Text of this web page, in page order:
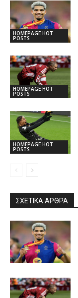
HOMEPAGE HOT
POSTS
HOMEPAGE HOT
POSTS
HOMEPAGE HOT
POSTS
ΣΧΕΤΙΚΆ ΆΡΘΡΑ